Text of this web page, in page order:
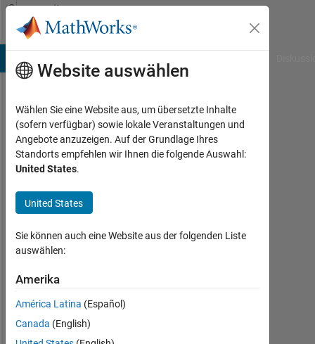
Weiter zum Inhalt
Community
Profile
Atsushi
Ohashi
MathWorks
seen:
4
vor
Aktiv
seit
2016
Website auswählen
Wählen Sie eine Website aus, um übersetzte Inhalte
(sofern verfügbar) sowie lokale Veranstaltungen und
Angebote anzuzeigen. Auf der Grundlage Ihres
Standorts empfehlen wir Ihnen die folgende Auswahl:
United States.
United States
Sie können auch eine Website aus der folgenden Liste
auswählen:
Amerika
América Latina (Español)
Canada (English)